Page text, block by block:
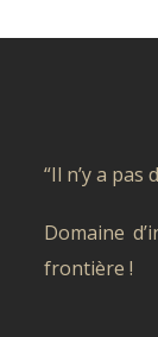
“Il n’y a pas
Domaine
frontière !